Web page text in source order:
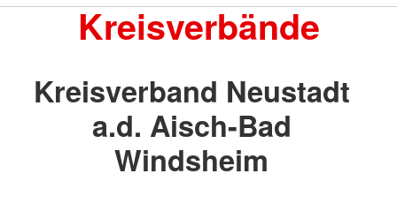
Kreisverbände
Kreisverband Neustadt
a.d. Aisch-Bad
Windsheim